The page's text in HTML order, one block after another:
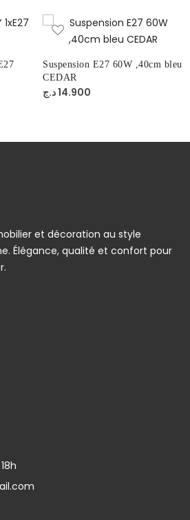
Suspension E27 60W ,40cm bleu
CEDAR
14.900د.ج
et décoration au style
Élégance, qualité et confort pour